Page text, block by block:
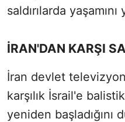
saldırılarda yaşamını
İRAN'DAN KARŞI
İran devlet
karşılık İsrail'e
yeniden başladığını